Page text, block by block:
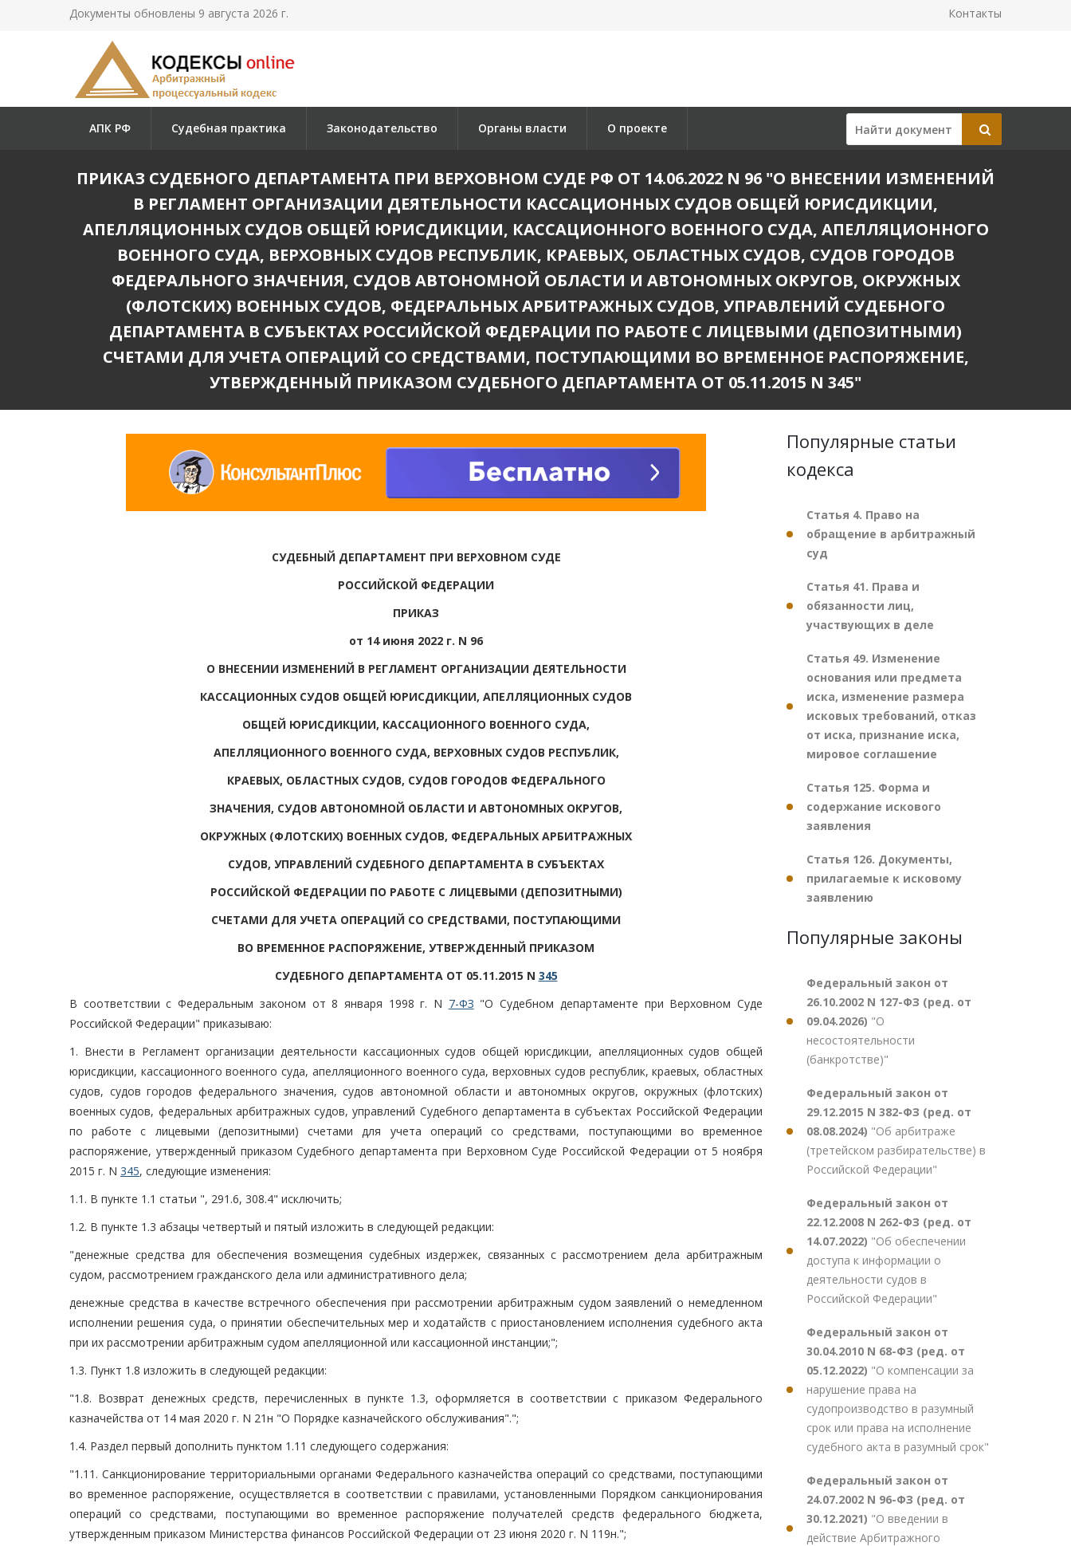
Документы обновлены 9 августа 2026 г. Контакты
АПК РФ Судебная практика Законодательство Органы власти О проекте
ПРИКАЗ СУДЕБНОГО ДЕПАРТАМЕНТА ПРИ ВЕРХОВНОМ СУДЕ РФ ОТ 14.06.2022 N 96 "О ВНЕСЕНИИ ИЗМЕНЕНИЙ
В РЕГЛАМЕНТ ОРГАНИЗАЦИИ ДЕЯТЕЛЬНОСТИ КАССАЦИОННЫХ СУДОВ ОБЩЕЙ ЮРИСДИКЦИИ,
АПЕЛЛЯЦИОННЫХ СУДОВ ОБЩЕЙ ЮРИСДИКЦИИ, КАССАЦИОННОГО ВОЕННОГО СУДА, АПЕЛЛЯЦИОННОГО
ВОЕННОГО СУДА, ВЕРХОВНЫХ СУДОВ РЕСПУБЛИК, КРАЕВЫХ, ОБЛАСТНЫХ СУДОВ, СУДОВ ГОРОДОВ
ФЕДЕРАЛЬНОГО ЗНАЧЕНИЯ, СУДОВ АВТОНОМНОЙ ОБЛАСТИ И АВТОНОМНЫХ ОКРУГОВ, ОКРУЖНЫХ
(ФЛОТСКИХ) ВОЕННЫХ СУДОВ, ФЕДЕРАЛЬНЫХ АРБИТРАЖНЫХ СУДОВ, УПРАВЛЕНИЙ СУДЕБНОГО
ДЕПАРТАМЕНТА В СУБЪЕКТАХ РОССИЙСКОЙ ФЕДЕРАЦИИ ПО РАБОТЕ С ЛИЦЕВЫМИ (ДЕПОЗИТНЫМИ)
СЧЕТАМИ ДЛЯ УЧЕТА ОПЕРАЦИЙ СО СРЕДСТВАМИ, ПОСТУПАЮЩИМИ ВО ВРЕМЕННОЕ РАСПОРЯЖЕНИЕ,
УТВЕРЖДЕННЫЙ ПРИКАЗОМ СУДЕБНОГО ДЕПАРТАМЕНТА ОТ 05.11.2015 N 345"
СУДЕБНЫЙ ДЕПАРТАМЕНТ ПРИ ВЕРХОВНОМ СУДЕ
РОССИЙСКОЙ ФЕДЕРАЦИИ
ПРИКАЗ
от 14 июня 2022 г. N 96
О ВНЕСЕНИИ ИЗМЕНЕНИЙ В РЕГЛАМЕНТ ОРГАНИЗАЦИИ ДЕЯТЕЛЬНОСТИ
КАССАЦИОННЫХ СУДОВ ОБЩЕЙ ЮРИСДИКЦИИ, АПЕЛЛЯЦИОННЫХ СУДОВ
ОБЩЕЙ ЮРИСДИКЦИИ, КАССАЦИОННОГО ВОЕННОГО СУДА,
АПЕЛЛЯЦИОННОГО ВОЕННОГО СУДА, ВЕРХОВНЫХ СУДОВ РЕСПУБЛИК,
КРАЕВЫХ, ОБЛАСТНЫХ СУДОВ, СУДОВ ГОРОДОВ ФЕДЕРАЛЬНОГО
ЗНАЧЕНИЯ, СУДОВ АВТОНОМНОЙ ОБЛАСТИ И АВТОНОМНЫХ ОКРУГОВ,
ОКРУЖНЫХ (ФЛОТСКИХ) ВОЕННЫХ СУДОВ, ФЕДЕРАЛЬНЫХ АРБИТРАЖНЫХ
СУДОВ, УПРАВЛЕНИЙ СУДЕБНОГО ДЕПАРТАМЕНТА В СУБЪЕКТАХ
РОССИЙСКОЙ ФЕДЕРАЦИИ ПО РАБОТЕ С ЛИЦЕВЫМИ (ДЕПОЗИТНЫМИ)
СЧЕТАМИ ДЛЯ УЧЕТА ОПЕРАЦИЙ СО СРЕДСТВАМИ, ПОСТУПАЮЩИМИ
ВО ВРЕМЕННОЕ РАСПОРЯЖЕНИЕ, УТВЕРЖДЕННЫЙ ПРИКАЗОМ
СУДЕБНОГО ДЕПАРТАМЕНТА ОТ 05.11.2015 N 345
В соответствии с Федеральным законом от 8 января 1998 г. N 7-ФЗ "О Судебном департаменте при Верховном Суде
Российской Федерации" приказываю:
1. Внести в Регламент организации деятельности кассационных судов общей юрисдикции, апелляционных судов общей
юрисдикции, кассационного военного суда, апелляционного военного суда, верховных судов республик, краевых, областных
судов, судов городов федерального значения, судов автономной области и автономных округов, окружных (флотских)
военных судов, федеральных арбитражных судов, управлений Судебного департамента в субъектах Российской Федерации
по работе с лицевыми (депозитными) счетами для учета операций со средствами, поступающими во временное
распоряжение, утвержденный приказом Судебного департамента при Верховном Суде Российской Федерации от 5 ноября
2015 г. N 345, следующие изменения:
1.1. В пункте 1.1 статьи ", 291.6, 308.4" исключить;
1.2. В пункте 1.3 абзацы четвертый и пятый изложить в следующей редакции:
"денежные средства для обеспечения возмещения судебных издержек, связанных с рассмотрением дела арбитражным
судом, рассмотрением гражданского дела или административного дела;
денежные средства в качестве встречного обеспечения при рассмотрении арбитражным судом заявлений о немедленном
исполнении решения суда, о принятии обеспечительных мер и ходатайств с приостановлением исполнения судебного акта
при их рассмотрении арбитражным судом апелляционной или кассационной инстанции;";
1.3. Пункт 1.8 изложить в следующей редакции:
"1.8. Возврат денежных средств, перечисленных в пункте 1.3, оформляется в соответствии с приказом Федерального
казначейства от 14 мая 2020 г. N 21н "О Порядке казначейского обслуживания".";
1.4. Раздел первый дополнить пунктом 1.11 следующего содержания:
"1.11. Санкционирование территориальными органами Федерального казначейства операций со средствами, поступающими
во временное распоряжение, осуществляется в соответствии с правилами, установленными Порядком санкционирования
операций со средствами, поступающими во временное распоряжение получателей средств федерального бюджета,
утвержденным приказом Министерства финансов Российской Федерации от 23 июня 2020 г. N 119н.";
Популярные статьи
кодекса
Статья 4. Право на
обращение в арбитражный
суд
Статья 41. Права и
обязанности лиц,
участвующих в деле
Статья 49. Изменение
основания или предмета
иска, изменение размера
исковых требований, отказ
от иска, признание иска,
мировое соглашение
Статья 125. Форма и
содержание искового
заявления
Статья 126. Документы,
прилагаемые к исковому
заявлению
Популярные законы
Федеральный закон от
26.10.2002 N 127-ФЗ (ред. от
09.04.2026) "О
несостоятельности
(банкротстве)"
Федеральный закон от
29.12.2015 N 382-ФЗ (ред. от
08.08.2024) "Об арбитраже
(третейском разбирательстве) в
Российской Федерации"
Федеральный закон от
22.12.2008 N 262-ФЗ (ред. от
14.07.2022) "Об обеспечении
доступа к информации о
деятельности судов в
Российской Федерации"
Федеральный закон от
30.04.2010 N 68-ФЗ (ред. от
05.12.2022) "О компенсации за
нарушение права на
судопроизводство в разумный
срок или права на исполнение
судебного акта в разумный срок"
Федеральный закон от
24.07.2002 N 96-ФЗ (ред. от
30.12.2021) "О введении в
действие Арбитражного